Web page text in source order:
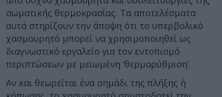
σωματικής θερμοκρασίας. Τα αποτελέσματα
αυτά στηρίζουν την άποψη ότι το υπερβολικό
χασμουρητό μπορεί να χρησιμοποιηθεί ως
διαγνωστικό εργαλείο για τον εντοπισμό
περιπτώσεων με μειωμένη ‘θερμορύθμιση’.
Αν και θεωρείται ένα σημάδι της πλήξης ή